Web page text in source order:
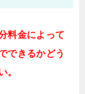
料金によって
できるかどう
。